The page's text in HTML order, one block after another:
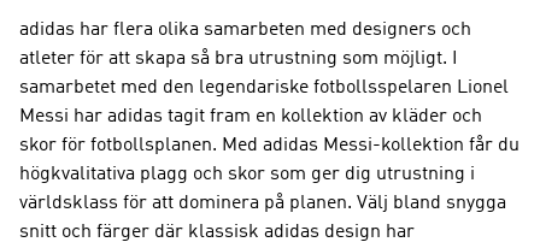
adidas har flera olika samarbeten med designers och
atleter för att skapa så bra utrustning som möjligt. I
samarbetet med den legendariske fotbollsspelaren Lionel
Messi har adidas tagit fram en kollektion av kläder och
skor för fotbollsplanen. Med adidas Messi-kollektion får du
högkvalitativa plagg och skor som ger dig utrustning i
världsklass för att dominera på planen. Välj bland snygga
snitt och färger där klassisk adidas design har